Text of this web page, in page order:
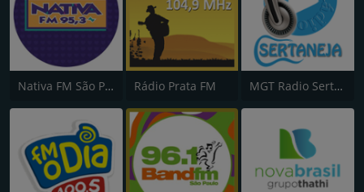
Nativa FM São Paulo Rádio Prata FM MGT Radio Sertaneja